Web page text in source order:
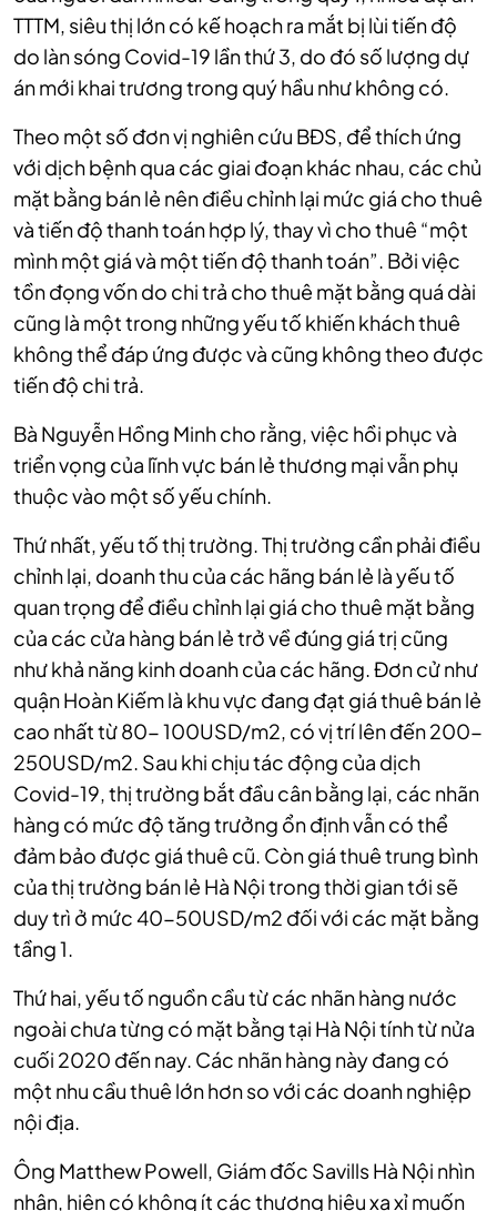
TTTM, siêu thị lớn có kế hoạch ra mắt bị lùi tiến độ
do làn sóng Covid-19 lần thứ 3, do đó số lượng dự
án mới khai trương trong quý hầu như không có.
Theo một số đơn vị nghiên cứu BĐS, để thích ứng
với dịch bệnh qua các giai đoạn khác nhau, các chủ
mặt bằng bán lẻ nên điều chỉnh lại mức giá cho thuê
và tiến độ thanh toán hợp lý, thay vì cho thuê “một
mình một giá và một tiến độ thanh toán”. Bởi việc
tồn đọng vốn do chi trả cho thuê mặt bằng quá dài
cũng là một trong những yếu tố khiến khách thuê
không thể đáp ứng được và cũng không theo được
tiến độ chi trả.
Bà Nguyễn Hồng Minh cho rằng, việc hồi phục và
triển vọng của lĩnh vực bán lẻ thương mại vẫn phụ
thuộc vào một số yếu chính.
Thứ nhất, yếu tố thị trường. Thị trường cần phải điều
chỉnh lại, doanh thu của các hãng bán lẻ là yếu tố
quan trọng để điều chỉnh lại giá cho thuê mặt bằng
của các cửa hàng bán lẻ trở về đúng giá trị cũng
như khả năng kinh doanh của các hãng. Đơn cử như
quận Hoàn Kiếm là khu vực đang đạt giá thuê bán lẻ
cao nhất từ 80- 100USD/m2, có vị trí lên đến 200-
250USD/m2. Sau khi chịu tác động của dịch
Covid-19, thị trường bắt đầu cân bằng lại, các nhãn
hàng có mức độ tăng trưởng ổn định vẫn có thể
đảm bảo được giá thuê cũ. Còn giá thuê trung bình
của thị trường bán lẻ Hà Nội trong thời gian tới sẽ
duy trì ở mức 40-50USD/m2 đối với các mặt bằng
tầng 1.
Thứ hai, yếu tố nguồn cầu từ các nhãn hàng nước
ngoài chưa từng có mặt bằng tại Hà Nội tính từ nửa
cuối 2020 đến nay. Các nhãn hàng này đang có
một nhu cầu thuê lớn hơn so với các doanh nghiệp
nội địa.
Ông Matthew Powell, Giám đốc Savills Hà Nội nhìn
nhận, hiện có không ít các thương hiệu xa xỉ muốn